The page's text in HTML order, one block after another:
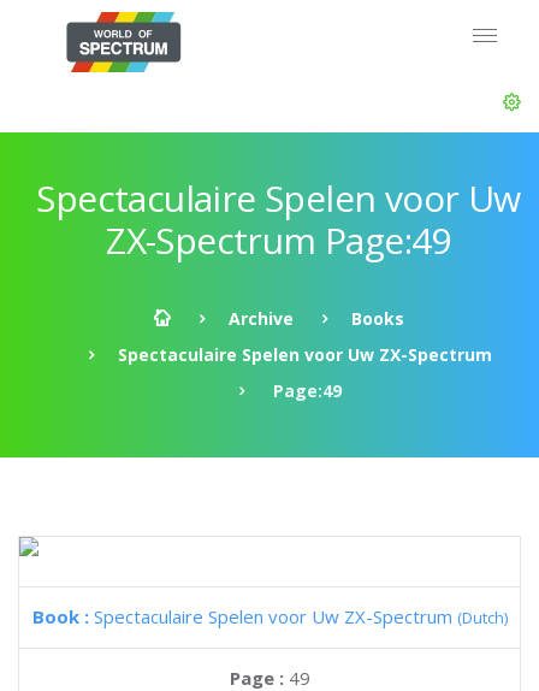
Spectaculaire Spelen voor Uw
ZX-Spectrum Page:49
Archive
Books
Spectaculaire Spelen voor Uw ZX-Spectrum
Page:49
Book : Spectaculaire Spelen voor Uw ZX-Spectrum (Dutch)
Page : 49